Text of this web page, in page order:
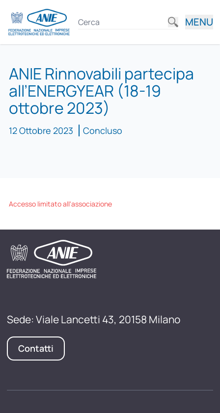
MENU
ANIE Rinnovabili partecipa
all’ENERGYEAR (18-19
ottobre 2023)
12 Ottobre 2023 Concluso
Accesso limitato all'associazione
Sede: Viale Lancetti 43, 20158 Milano
Contatti